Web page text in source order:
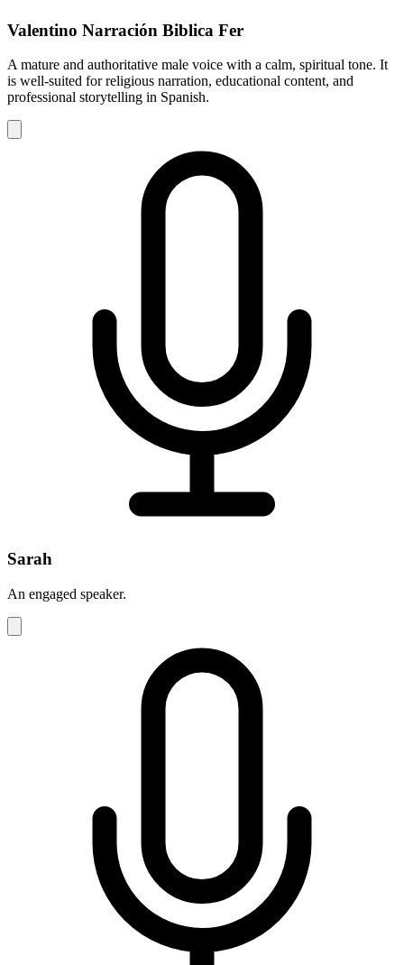
Valentino Narración Biblica Fer
A mature and authoritative male voice with a calm, spiritual tone. It
is well-suited for religious narration, educational content, and
professional storytelling in Spanish.
Sarah
An engaged speaker.